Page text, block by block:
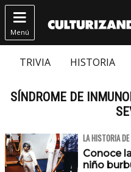

Menú
TRIVIA HISTORIA
SÍNDROME DE
LA HISTORIA DE
Conoce
niño